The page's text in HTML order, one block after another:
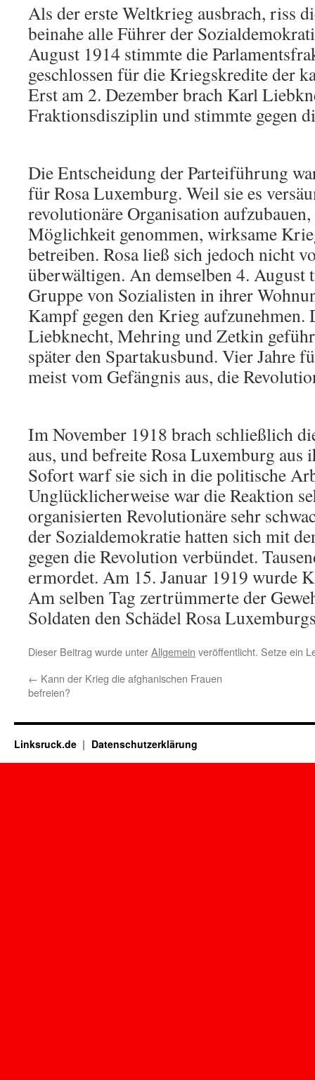
Als der erste Weltkrieg ausbrach, riss
beinahe alle Führer der
August 1914 stimmte die
geschlossen für die Kriegskredite der
Erst am 2. Dezember brach Karl
Fraktionsdisziplin und stimmte gegen
Die Entscheidung der Parteiführung
für Rosa Luxemburg. Weil sie es
revolutionäre Organisation
Möglichkeit genommen, wirksame
betreiben. Rosa ließ sich jedoch nicht
überwältigen. An demselben 4. August
Gruppe von Sozialisten in ihrer
Kampf gegen den Krieg aufzunehmen.
Liebknecht, Mehring und Zetkin
später den Spartakusbund. Vier Jahre
meist vom Gefängnis aus, die
Im November 1918 brach schließlich
aus, und befreite Rosa Luxemburg aus
Sofort warf sie sich in die politische
Unglücklicherweise war die Reaktion
organisierten Revolutionäre sehr
der Sozialdemokratie hatten sich mit
gegen die Revolution verbündet.
ermordet. Am 15. Januar 1919 wurde
Am selben Tag zertrümmerte der
Soldaten den Schädel Rosa
Dieser Beitrag wurde unterAllgemein veröffentlicht. Setze ein
← Kann der Krieg die afghanischen Frauen
befreien?
Linksruck.de Datenschutzerklärung